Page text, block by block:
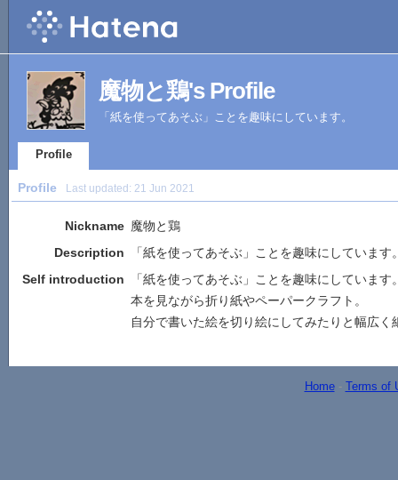
魔物と鶏's Profile
「紙を使ってあそぶ」ことを趣味にしています。
Profile
Profile Last updated: 21 Jun 2021
Nickname 魔物と鶏
Description
「紙を使ってあそぶ」ことを趣味にしています
Self introduction
「紙を使ってあそぶ」ことを趣味にしています
本を見ながら折り紙やペーパークラフト。
自分で書いた絵を切り絵にしてみたりと幅広く
Home- Terms of